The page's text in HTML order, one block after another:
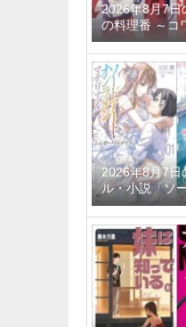
2026年8月7日
の料理番 ～コ
ホワイトな職
9巻」「信じ
地で殺されか
でレベル9999
ーティーメン
ぁ！』します
2026年8月7日
ル・小説「ソ
テリアル1 シ
ゲームに巻き
ゲームバラン
比1：5の世界
った？6 ～激
子に翻弄され